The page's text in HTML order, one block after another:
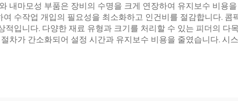
내마모성 부품은 장비의 수명을 크게 연장하여 유지보수 비용
수작업 개입의 필요성을 최소화하고 인건비를 절감합니다.
입니다. 다양한 재료 유형과 크기를 처리할 수 있는 피더의 다
차가 간소화되어 설정 시간과 유지보수 비용을 줄였습니다. 시